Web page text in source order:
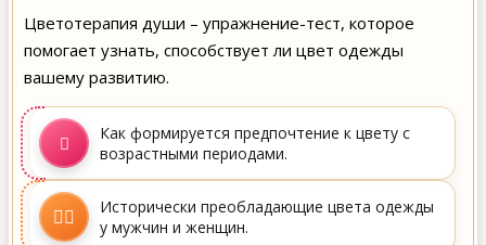
Цветотерапия души – упражнение-тест, которое
помогает узнать, способствует ли цвет одежды
вашему развитию.
Как формируется предпочтение к цвету с
возрастными периодами.
Исторически преобладающие цвета одежды
у мужчин и женщин.